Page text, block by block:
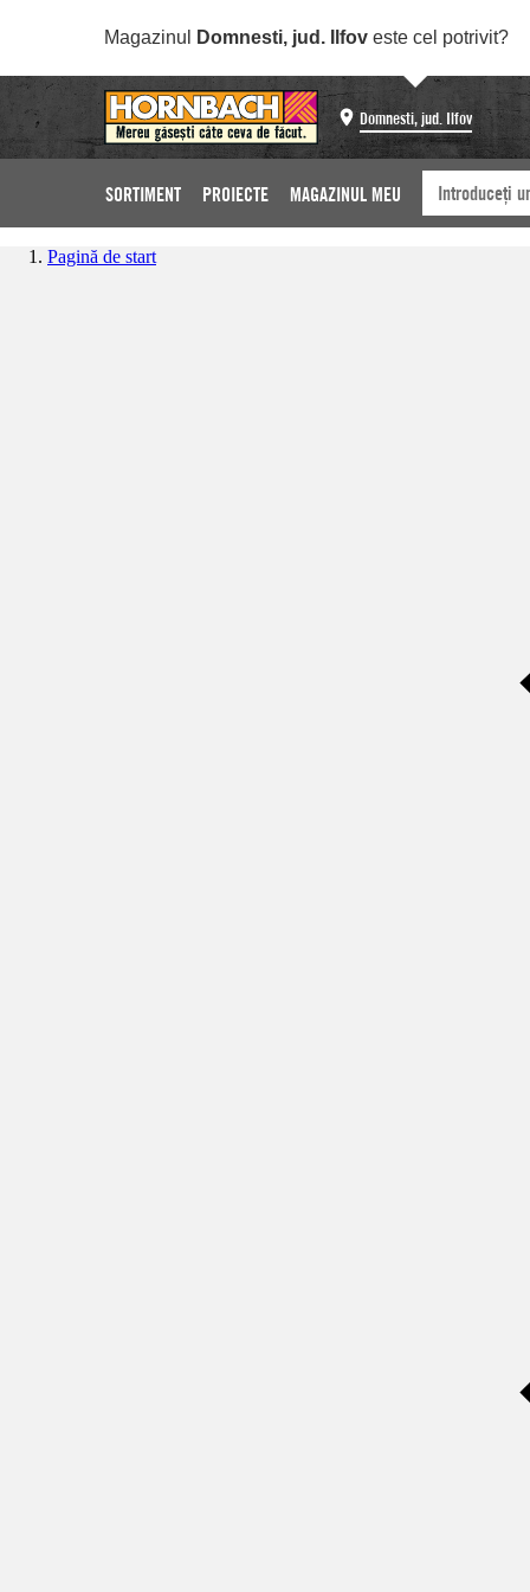
Magazinul Domnesti, jud. Ilfov este cel potrivit?
Domnesti, jud. Ilfov
SORTIMENT PROIECTE MAGAZINUL MEU
Pagină de start